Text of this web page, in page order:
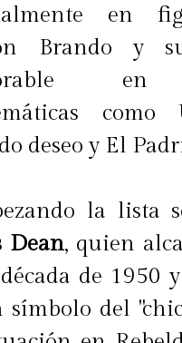
en
Brando y
en
deseo y El
la lista
Dean, quien
de 1950
símbolo del